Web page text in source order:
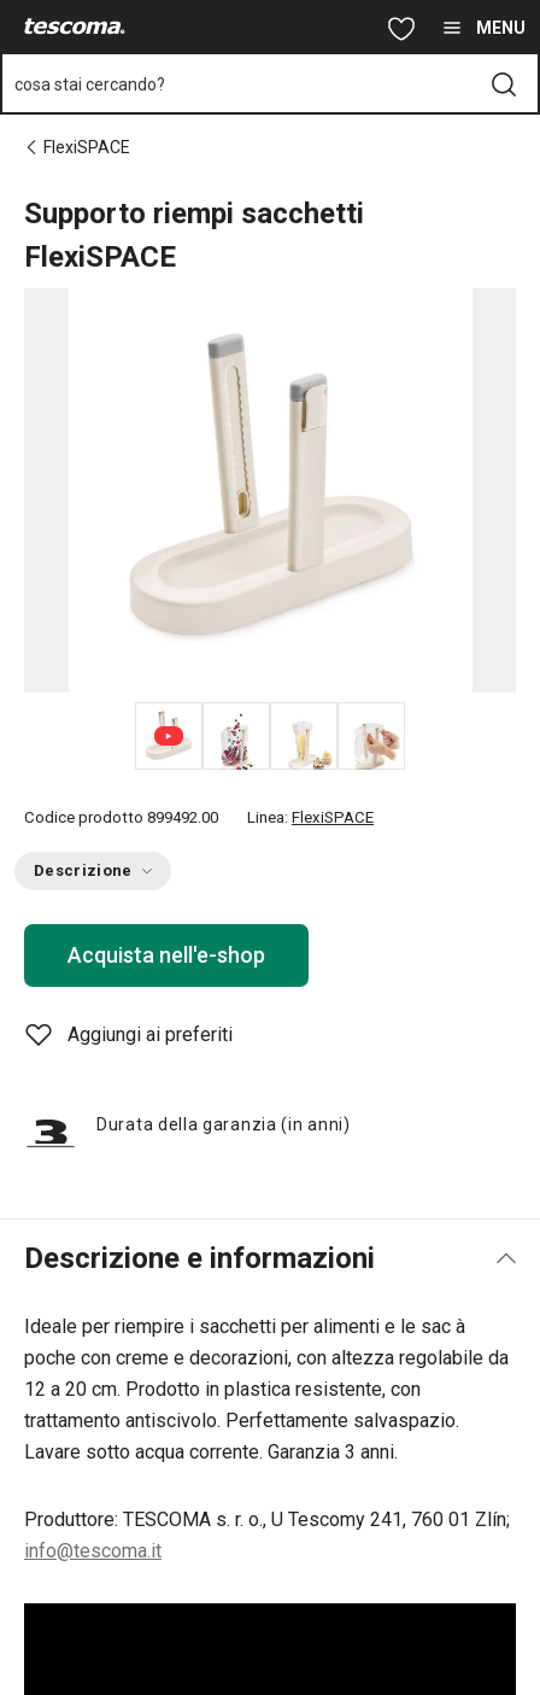
Vai al contenuto principale MENU
cosa stai cercando?
FlexiSPACE
Supporto riempi sacchetti
FlexiSPACE
Codice prodotto 899492.00 Linea: FlexiSPACE
Descrizione
Acquista nell'e-shop
Aggiungi ai preferiti
Durata della garanzia (in anni)
Descrizione e informazioni
Ideale per riempire i sacchetti per alimenti e le sac à
poche con creme e decorazioni, con altezza regolabile da
12 a 20 cm. Prodotto in plastica resistente, con
trattamento antiscivolo. Perfettamente salvaspazio.
Lavare sotto acqua corrente. Garanzia 3 anni.
Produttore: TESCOMA s. r. o., U Tescomy 241, 760 01 Zlín;
info@tescoma.it